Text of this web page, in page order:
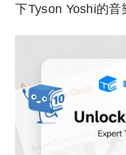
下Tyson Yoshi的音